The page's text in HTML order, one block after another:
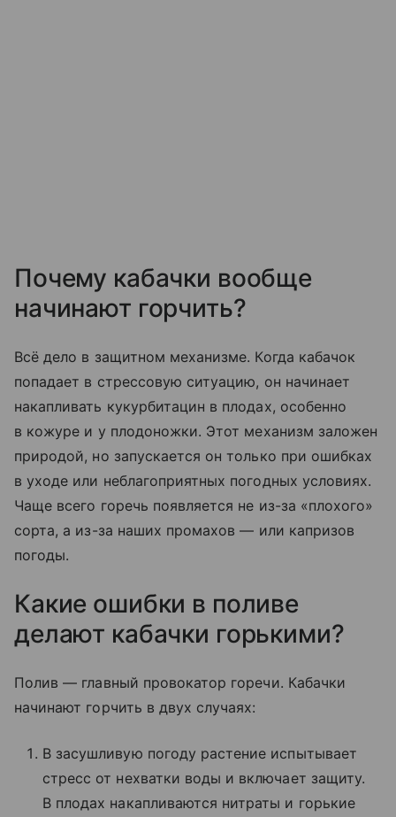
Почему кабачки вообще
начинают горчить?
Всё дело в защитном механизме. Когда кабачок
попадает в стрессовую ситуацию, он начинает
накапливать кукурбитацин в плодах, особенно
в кожуре и у плодоножки. Этот механизм заложен
природой, но запускается он только при ошибках
в уходе или неблагоприятных погодных условиях.
Чаще всего горечь появляется не из-за «плохого»
сорта, а из-за наших промахов — или капризов
погоды.
Какие ошибки в поливе
делают кабачки горькими?
Полив — главный провокатор горечи. Кабачки
начинают горчить в двух случаях:
В засушливую погоду растение испытывает
стресс от нехватки воды и включает защиту.
В плодах накапливаются нитраты и горькие